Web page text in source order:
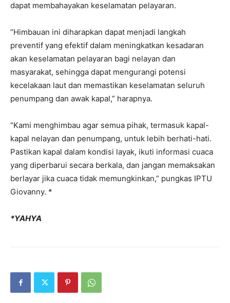
dapat membahayakan keselamatan pelayaran.
“Himbauan ini diharapkan dapat menjadi langkah
preventif yang efektif dalam meningkatkan kesadaran
akan keselamatan pelayaran bagi nelayan dan
masyarakat, sehingga dapat mengurangi potensi
kecelakaan laut dan memastikan keselamatan seluruh
penumpang dan awak kapal,” harapnya.
“Kami menghimbau agar semua pihak, termasuk kapal-
kapal nelayan dan penumpang, untuk lebih berhati-hati.
Pastikan kapal dalam kondisi layak, ikuti informasi cuaca
yang diperbarui secara berkala, dan jangan memaksakan
berlayar jika cuaca tidak memungkinkan,” pungkas IPTU
Giovanny. *
*YAHYA